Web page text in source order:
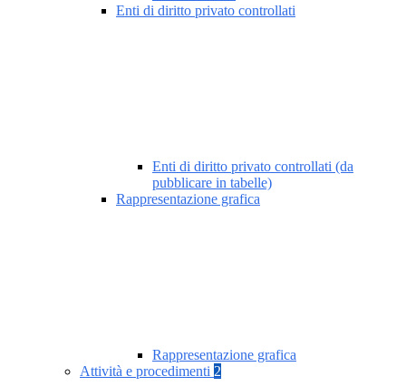
Enti di diritto privato controllati
Enti di diritto privato controllati (da
pubblicare in tabelle)
Rappresentazione grafica
Rappresentazione grafica
Attività e procedimenti 2